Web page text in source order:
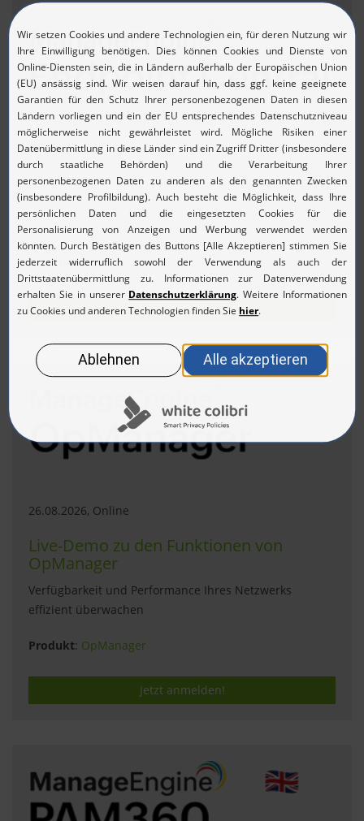
21.08.2026, Online
Live-Demo zu den Funktionen von
Endpoint Central
Endgeräte zentral verwalten und absichern!
Produkt: Endpoint Central
Jetzt anmelden!
26.08.2026, Online
Live-Demo zu den Funktionen von
OpManager
Verfügbarkeit und Performance Ihres Netzwerks
effizient überwachen
Produkt: OpManager
Jetzt anmelden!